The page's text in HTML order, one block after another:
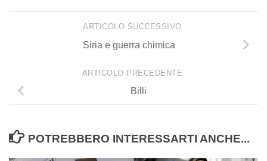
ARTICOLO SUCCESSIVO
Siria e guerra chimica
ARTICOLO PRECEDENTE
Billi
POTREBBERO INTERESSARTI ANCHE...